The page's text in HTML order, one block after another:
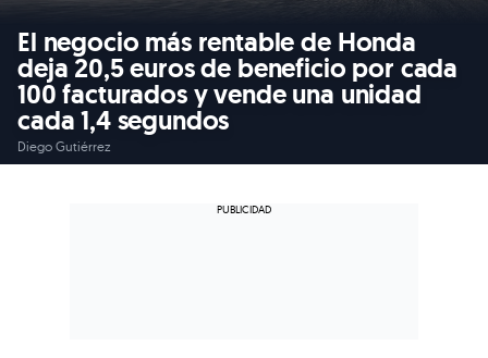
El negocio más rentable de Honda
deja 20,5 euros de beneficio por cada
100 facturados y vende una unidad
cada 1,4 segundos
Diego Gutiérrez